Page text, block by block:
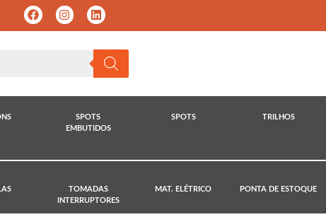
SPOTS
EMBUTIDOS
SPOTS TRILHOS
TOMADAS
INTERRUPTORES
MAT. ELÉTRICO PONTA DE ESTOQUE